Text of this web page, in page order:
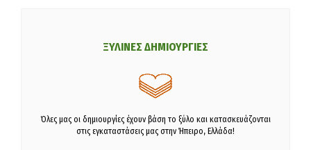
ΞΥΛΙΝΕΣ ΔΗΜΙΟΥΡΓΙΕΣ
Όλες μας οι δημιουργίες έχουν βάση το ξύλο και κατασκευάζονται
στις εγκαταστάσεις μας στην Ήπειρο, Ελλάδα!